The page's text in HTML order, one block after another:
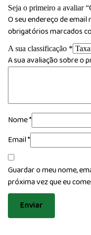
Seja o primeiro a avaliar
O seu endereço de email
obrigatórios marcados
A sua classificação *
A sua avaliação sobre o
Nome*
Email*
Guardar o meu nome,
próxima vez que eu